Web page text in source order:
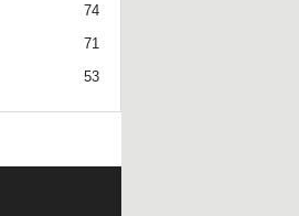
74
71
53